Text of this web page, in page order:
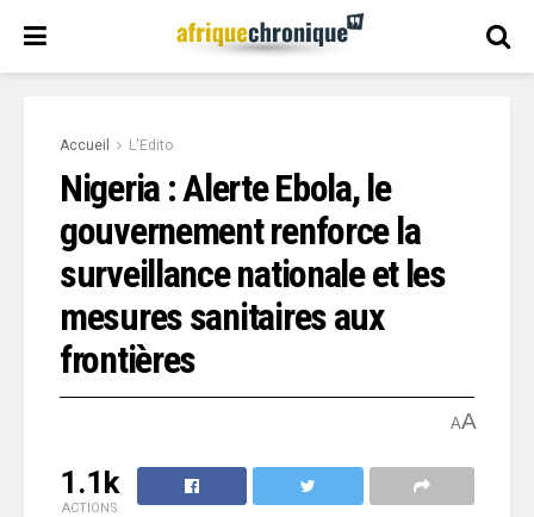
Accueil L'Edito
Nigeria : Alerte Ebola, le
gouvernement renforce la
surveillance nationale et les
mesures sanitaires aux
frontières
AA
1.1k
ACTIONS